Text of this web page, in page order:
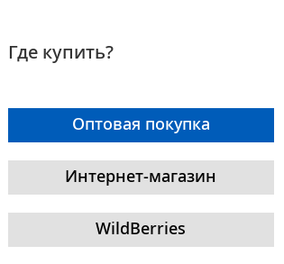
Где купить?
Оптовая покупка
Интернет-магазин
WildBerries